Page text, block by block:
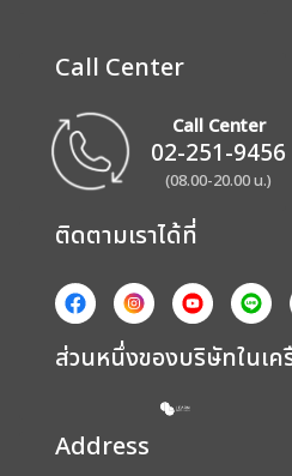
Call Center
Call Center
02-251-9456
(08.00-20.00 น.)
ติดตามเราได้ที่
ส่วนหนึ่งของบริษัทในเค
Address